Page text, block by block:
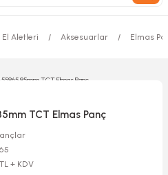
Aletleri Aksesuarlar Elmas
TCT Elmas Panç
+ KDV